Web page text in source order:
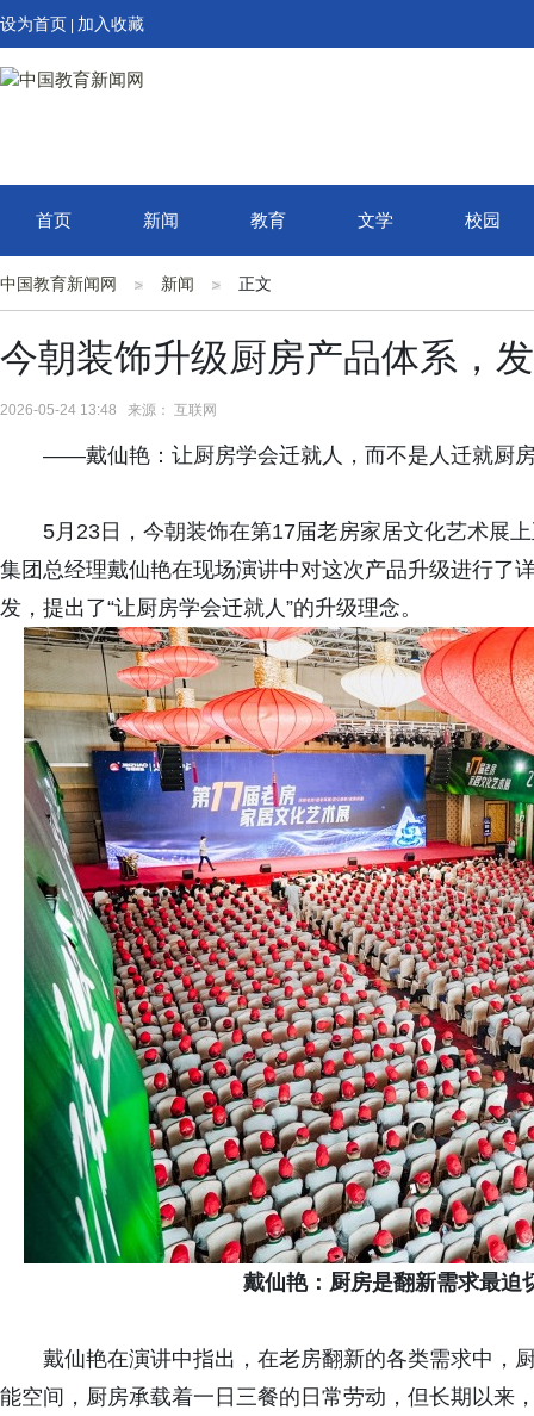
设为首页 加入收藏
首页 新闻 教育 文学 校园
中国教育新闻网 新闻 正文
今朝装饰升级厨房产品体系，
2026-05-24 13:48 来源： 互联网
——戴仙艳：让厨房学会迁就人，而不是人迁就厨
5月23日，今朝装饰在第17届老房家居文化艺术展
集团总经理戴仙艳在现场演讲中对这次产品升级进行
发，提出了“让厨房学会迁就人”的升级理念。
戴仙艳：厨房是翻新需求最迫
戴仙艳在演讲中指出，在老房翻新的各类需求中，
能空间，厨房承载着一日三餐的日常劳动，但长期以来